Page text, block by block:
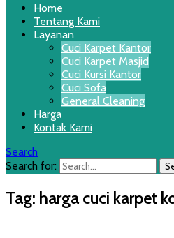
Home
Tentang Kami
Layanan
Cuci Karpet Kantor
Cuci Karpet Masjid
Cuci Kursi Kantor
Cuci Sofa
General Cleaning
Harga
Kontak Kami
Search
Search for:
Tag: harga cuci karpet